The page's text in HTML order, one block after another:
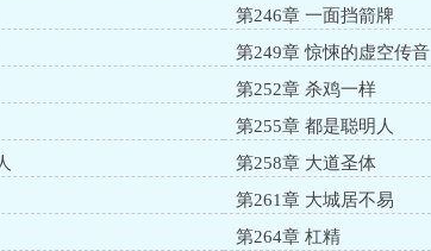
第246章 一面挡箭牌
第249章 惊悚的虚空传音
第252章 杀鸡一样
第255章 都是聪明人
第258章 大道圣体
第261章 大城居不易
第264章 杠精